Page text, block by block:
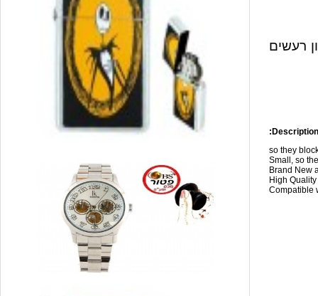
רעשים
so they
Small, so
Brand New
High
Compatible